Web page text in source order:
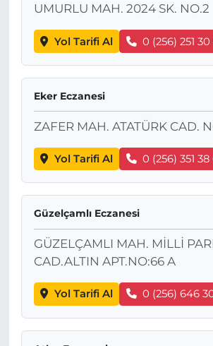
UMURLU MAH. 2024 SK. NO.2
Yol Tarifi Al 0 (256) 251 30
Eker Eczanesi
ZAFER MAH. ATATÜRK CAD.
Yol Tarifi Al 0 (256) 351 38
Güzelçamlı Eczanesi
GÜZELÇAMLI MAH. MİLLİ
CAD.ALTIN APT.NO:66 A
Yol Tarifi Al 0 (256) 646